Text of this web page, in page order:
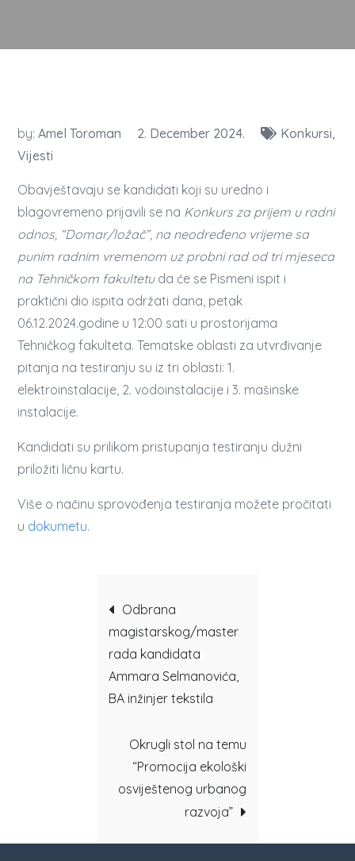
by:Amel Toroman 2. December 2024.
Konkursi
Vijesti
Obavještavaju se kandidati koji su uredno i
blagovremeno prijavili se na Konkurs za prijem u radni
odnos, “Domar/ložač”, na neodređeno vrijeme sa
punim radnim vremenom uz probni rad od tri mjeseca
na Tehničkom fakultetuda će se Pismeni ispit i
praktični dio ispita održati dana, petak
06.12.2024.godine u 12:00 sati u prostorijama
Tehničkog fakulteta. Tematske oblasti za utvrđivanje
pitanja na testiranju su iz tri oblasti: 1.
elektroinstalacije, 2. vodoinstalacije i 3. mašinske
instalacije.
Kandidati su prilikom pristupanja testiranju dužni
priložiti ličnu kartu.
Više o načinu sprovođenja testiranja možete pročitati
u dokumetu.
Post
navigation
Odbrana
magistarskog/master
rada kandidata
Ammara Selmanovića,
BA inžinjer tekstila
Okrugli stol na temu
“Promocija ekološki
osviještenog urbanog
razvoja”